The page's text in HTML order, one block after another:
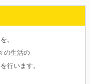
。
の生活の
行います。